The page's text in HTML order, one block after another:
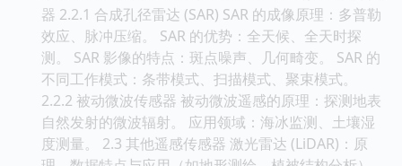
器 2.2.1 合成孔径雷达 (SAR) SAR 的成像原理：多普勒
效应、脉冲压缩。 SAR 的优势：全天候、全天时探
测。 SAR 影像的特点：斑点噪声、几何畸变。 SAR 的
不同工作模式：条带模式、扫描模式、聚束模式。
2.2.2 被动微波传感器 被动微波遥感的原理：探测地表
自然发射的微波辐射。 应用领域：海冰监测、土壤湿
度测量。 2.3 其他遥感传感器 激光雷达 (LiDAR)：原